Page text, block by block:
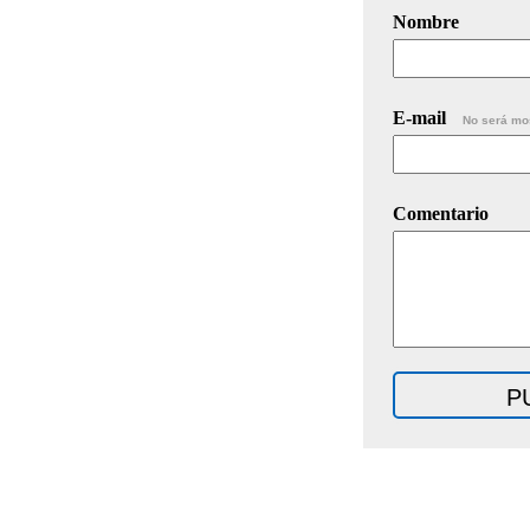
Nombre
E-mail No será
Comentario